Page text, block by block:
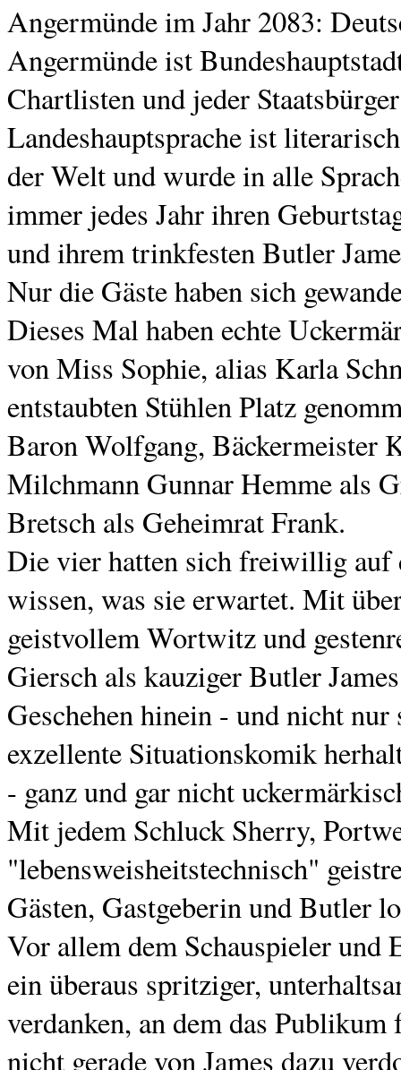
Angermünde im Jahr 2083:
Angermünde ist
Chartlisten und jeder
Landeshauptsprache ist
der Welt und wurde in alle
immer jedes Jahr ihren
und ihrem trinkfesten Butler
Nur die Gäste haben sich
Dieses Mal haben echte
von Miss Sophie, alias Karla
entstaubten Stühlen Platz
Baron Wolfgang, Bäckermeister
Milchmann Gunnar Hemme als
Bretsch als Geheimrat Frank.
Die vier hatten sich freiwillig auf
wissen, was sie erwartet. Mit
geistvollem Wortwitz und
Giersch als kauziger Butler
Geschehen hinein - und nicht
exzellente Situationskomik
- ganz und gar nicht
Mit jedem Schluck Sherry,
"lebensweisheitstechnisch"
Gästen, Gastgeberin und Butler
Vor allem dem Schauspieler und
ein überaus spritziger,
verdanken, an dem das
nicht gerade von James dazu